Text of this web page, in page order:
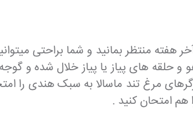
منتظر بمانید و شما براحتی
و حلقه های پیاز یا پیاز خلال شده
مرغ تند ماسالا به سبک هندی را
هم امتحان کنید .